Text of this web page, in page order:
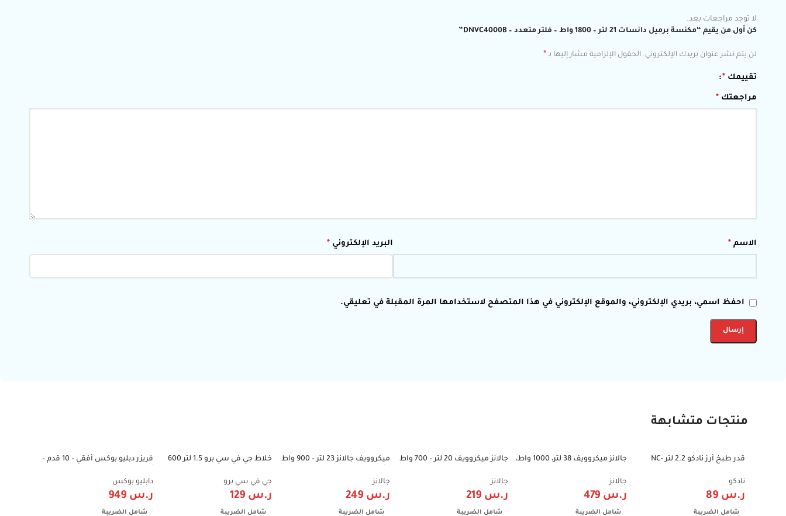
لا توجد مراجعات بعد.
كن أول من يقيم “مكنسة برميل دانسات 21 لتر – 1800 واط – فلتر متعدد – DNVC4000B”
لن يتم نشر عنوان بريدك الإلكتروني. الحقول الإلزامية مشار إليها بـ *
تقييمك *
مراجعتك *
الاسم * البريد الإلكتروني *
احفظ اسمي، بريدي الإلكتروني، والموقع الإلكتروني في هذا المتصفح لاستخدامها المرة المقبلة في تعليقي.
منتجات متشابهة
-71%
قدر طبخ أرز نادكو 2.2 لتر NC-
الخضار
نادكو
ر.س
شامل الضريبة
-36%
جالانز ميكروويف 38 لتر، 1000 واط،
جالانز
ر.س 479
شامل الضريبة
-42%
جالانز ميكروويف 20 لتر – 700 واط
جالانز
ر.س
شامل الضريبة
-45%
ميكروويف جالانز 23 لتر – 900 واط
جالانز
ر.س
شامل الضريبة
-19%
خلاط جي في سي برو 1.5 لتر 600
الاستخدام – أسود – GVCB-2460
جي في سي برو
ر.س 129
شامل الضريبة
-40%
فريزر دبليو بوكس أفقي – 10 قدم –
دابليو بوكس
ر.س
شامل الضريبة